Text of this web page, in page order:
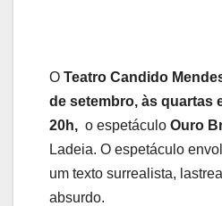
O Teatro Candido
de setembro, às quartas
20h, o espetáculo Ouro
Ladeia. O espetáculo
um texto surrealista,
absurdo.